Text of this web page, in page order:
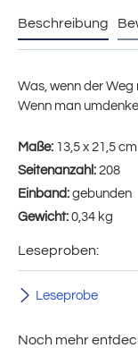
Beschreibung
Was, wenn der
Wenn man
Maße: 13,5 x 21,5 cm
Seitenanzahl: 208
Einband: gebunden
Gewicht: 0,34 kg
Leseproben:
Leseprobe
Noch mehr